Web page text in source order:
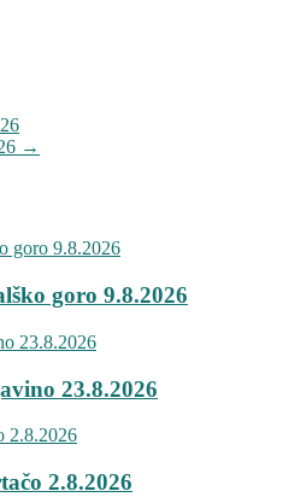
→
goro 9.8.2026
23.8.2026
2.8.2026